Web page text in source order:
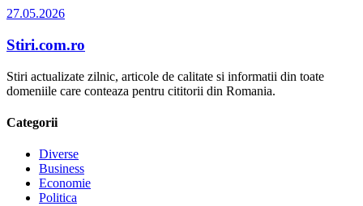
27.05.2026
Stiri.com.ro
Stiri actualizate zilnic, articole de calitate si informatii din toate
domeniile care conteaza pentru cititorii din Romania.
Categorii
Diverse
Business
Economie
Politica